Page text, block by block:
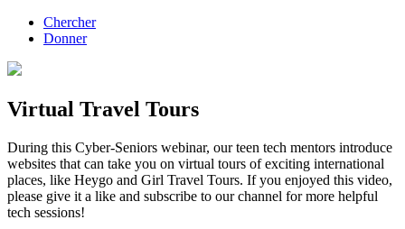
Chercher
Donner
Virtual Travel Tours
During this Cyber-Seniors webinar, our teen tech mentors introduce
websites that can take you on virtual tours of exciting international
places, like Heygo and Girl Travel Tours. If you enjoyed this video,
please give it a like and subscribe to our channel for more helpful
tech sessions!